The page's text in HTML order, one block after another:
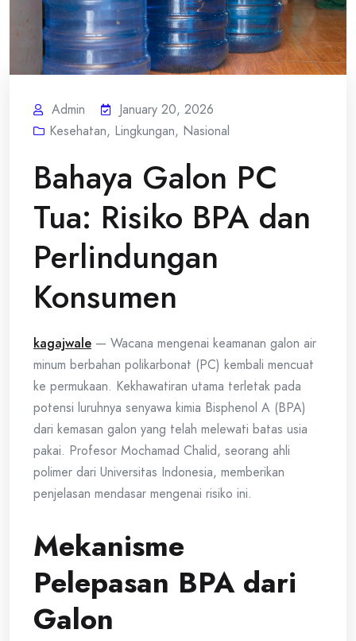
Admin
January 20, 2026
Kesehatan, Lingkungan, Nasional
Bahaya Galon PC
Tua: Risiko BPA dan
Perlindungan
Konsumen
kagajwale — Wacana mengenai keamanan galon air
minum berbahan polikarbonat (PC) kembali mencuat
ke permukaan. Kekhawatiran utama terletak pada
potensi luruhnya senyawa kimia Bisphenol A (BPA)
dari kemasan galon yang telah melewati batas usia
pakai. Profesor Mochamad Chalid, seorang ahli
polimer dari Universitas Indonesia, memberikan
penjelasan mendasar mengenai risiko ini.
Mekanisme
Pelepasan BPA dari
Galon